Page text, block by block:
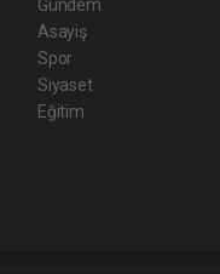
Gündem
Asayiş
Spor
Siyaset
Eğitim